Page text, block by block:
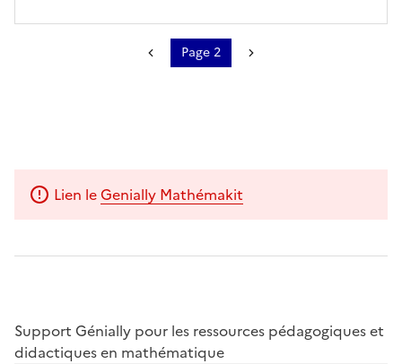
Page précédente
Page 2
Page suivante
Lien leGenially Mathémakit
Support Génially pour les ressources pédagogiques et
didactiques en mathématique